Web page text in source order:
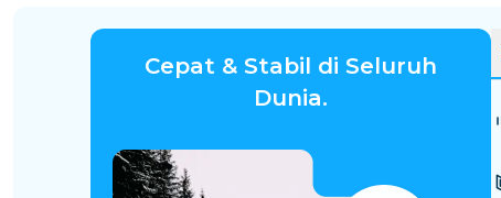
Cepat & Stabil di Seluruh
Dunia.